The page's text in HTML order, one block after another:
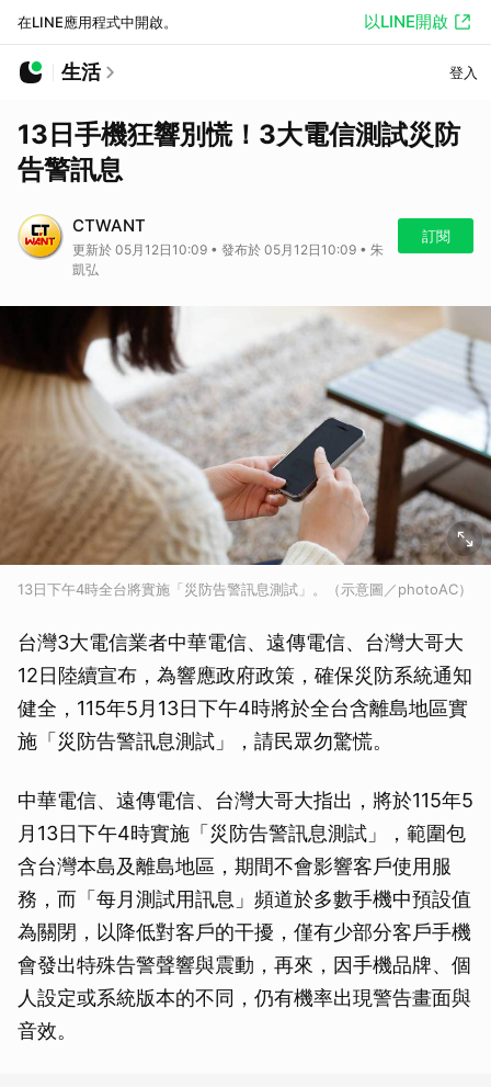
在LINE應用程式中開啟。 以LINE開啟
生活 登入
13日手機狂響別慌！3大電信測試災防
告警訊息
CTWANT
更新於 05月12日10:09 • 發布於 05月12日10:09 • 朱
凱弘
訂閱
13日下午4時全台將實施「災防告警訊息測試」。（示意圖／photoAC）
台灣3大電信業者中華電信、遠傳電信、台灣大哥大
12日陸續宣布，為響應政府政策，確保災防系統通知
健全，115年5月13日下午4時將於全台含離島地區實
施「災防告警訊息測試」，請民眾勿驚慌。
中華電信、遠傳電信、台灣大哥大指出，將於115年5
月13日下午4時實施「災防告警訊息測試」，範圍包
含台灣本島及離島地區，期間不會影響客戶使用服
務，而「每月測試用訊息」頻道於多數手機中預設值
為關閉，以降低對客戶的干擾，僅有少部分客戶手機
會發出特殊告警聲響與震動，再來，因手機品牌、個
人設定或系統版本的不同，仍有機率出現警告畫面與
音效。